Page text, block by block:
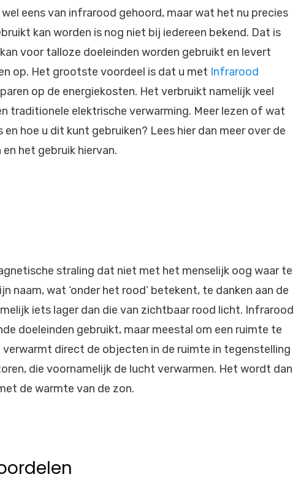
eens van infrarood gehoord, maar wat het nu precies
kan worden is nog niet bij iedereen bekend. Dat is
voor talloze doeleinden worden gebruikt en levert
op. Het grootste voordeel is dat u met Infrarood
op de energiekosten. Het verbruikt namelijk veel
traditionele elektrische verwarming. Meer lezen of wat
hoe u dit kunt gebruiken? Lees hier dan meer over de
het gebruik hiervan.
straling dat niet met het menselijk oog waar te
naam, wat ‘onder het rood’ betekent, te danken aan de
iets lager dan die van zichtbaar rood licht. Infrarood
doeleinden gebruikt, maar meestal om een ruimte te
direct de objecten in de ruimte in tegenstelling
die voornamelijk de lucht verwarmen. Het wordt dan
de warmte van de zon.